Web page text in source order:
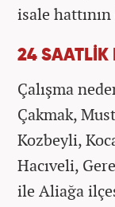
isale
24 SAATLİK
Çalışma
Çakmak,
Kozbeyli,
Hacıveli,
ile Aliağa